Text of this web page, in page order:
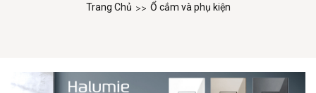
Trang Chủ Ổ cắm và phụ kiện